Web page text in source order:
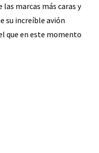
marcas más caras y
su increíble avión
que en este momento